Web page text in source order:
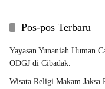
Pos-pos Terbaru
Yayasan Yunaniah Human
ODGJ di Cibadak.
Wisata Religi Makam